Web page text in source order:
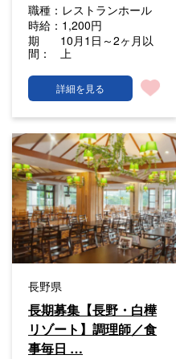
職種： レストランホール
時給： 1,200円
期
間：
10月1日～2ヶ月以
上
詳細を見る
長野県
長期募集【長野・白樺
リゾート】調理師／食
事毎日 …